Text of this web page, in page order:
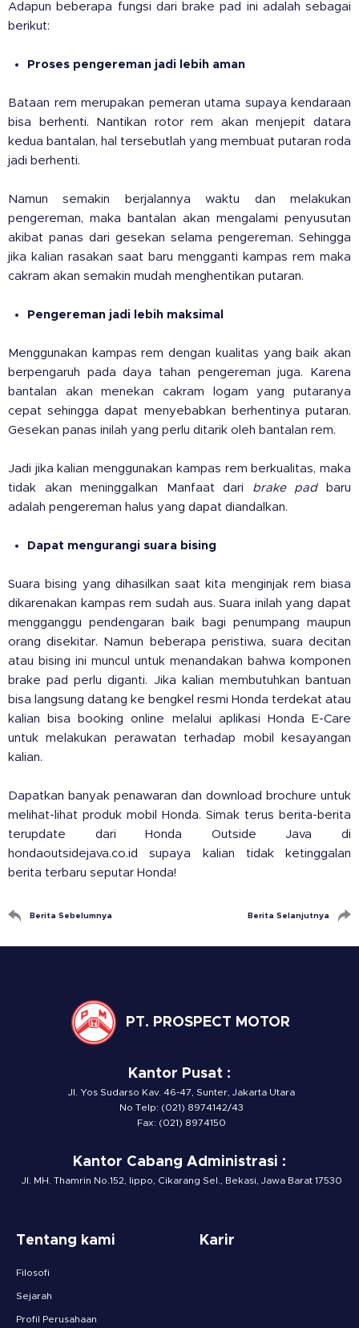
Adapun beberapa fungsi dari brake pad ini adalah sebagai
berikut:
Proses pengereman jadi lebih aman
Bataan rem merupakan pemeran utama supaya kendaraan
bisa berhenti. Nantikan rotor rem akan menjepit datara
kedua bantalan, hal tersebutlah yang membuat putaran roda
jadi berhenti.
Namun semakin berjalannya waktu dan melakukan
pengereman, maka bantalan akan mengalami penyusutan
akibat panas dari gesekan selama pengereman. Sehingga
jika kalian rasakan saat baru mengganti kampas rem maka
cakram akan semakin mudah menghentikan putaran.
Pengereman jadi lebih maksimal
Menggunakan kampas rem dengan kualitas yang baik akan
berpengaruh pada daya tahan pengereman juga. Karena
bantalan akan menekan cakram logam yang putaranya
cepat sehingga dapat menyebabkan berhentinya putaran.
Gesekan panas inilah yang perlu ditarik oleh bantalan rem.
Jadi jika kalian menggunakan kampas rem berkualitas, maka
tidak akan meninggalkan Manfaat dari brake padbaru
adalah pengereman halus yang dapat diandalkan.
Dapat mengurangi suara bising
Suara bising yang dihasilkan saat kita menginjak rem biasa
dikarenakan kampas rem sudah aus. Suara inilah yang dapat
mengganggu pendengaran baik bagi penumpang maupun
orang disekitar. Namun beberapa peristiwa, suara decitan
atau bising ini muncul untuk menandakan bahwa komponen
brake pad perlu diganti. Jika kalian membutuhkan bantuan
bisa langsung datang ke bengkel resmi Honda terdekat atau
kalian bisa booking online melalui aplikasi Honda E-Care
untuk melakukan perawatan terhadap mobil kesayangan
kalian.
Dapatkan banyak penawaran dan download brochure untuk
melihat-lihat produk mobil Honda. Simak terus berita-berita
terupdate dari Honda Outside Java di
hondaoutsidejava.co.id supaya kalian tidak ketinggalan
berita terbaru seputar Honda!
Berita Sebelumnya Berita Selanjutnya
PT. PROSPECT MOTOR
Kantor Pusat :
Jl. Yos Sudarso Kav. 46-47, Sunter, Jakarta Utara
No Telp: (021) 8974142/43
Fax: (021) 8974150
Kantor Cabang Administrasi :
Jl. MH. Thamrin No.152, lippo, Cikarang Sel., Bekasi, Jawa Barat 17530
Tentang kami
Filosofi
Sejarah
Profil Perusahaan
Karir